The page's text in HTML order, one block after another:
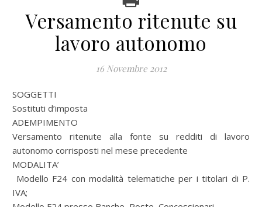
Versamento ritenute su
lavoro autonomo
16 Novembre 2012
SOGGETTI
Sostituti d’imposta
ADEMPIMENTO
Versamento ritenute alla fonte su redditi di lavoro
autonomo corrisposti nel mese precedente
MODALITA’
Modello F24 con modalità telematiche per i titolari di P.
IVA;